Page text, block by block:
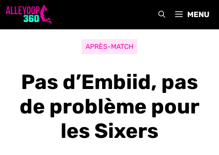
Aller
MENU
APRÈS-MATCH
Pas d’Embiid, pas
de problème pour
les Sixers